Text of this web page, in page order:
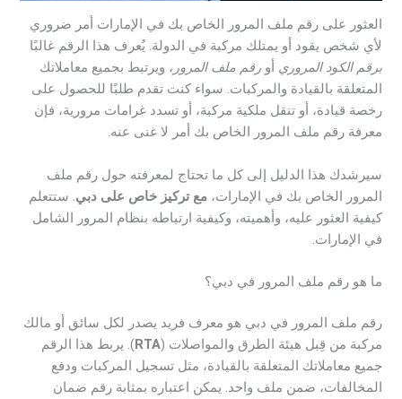
العثور على رقم ملف المرور الخاص بك في الإمارات أمر ضروري
لأي شخص يقود أو يمتلك مركبة في الدولة. يُعرف هذا الرقم غالبًا
برقم الكود المروري أورقم ملف المرور ، ويرتبط بجميع معاملاتك
المتعلقة بالقيادة والمركبات. سواء كنت تقدم طلبًا للحصول على
رخصة قيادة، أو تنقل ملكية مركبة، أو تسدد غرامات مرورية، فإن
معرفة رقم ملف المرور الخاص بك أمر لا غنى عنه.
سيرشدك هذا الدليل إلى كل ما تحتاج لمعرفته حول رقم ملف
المرور الخاص بك في الإمارات،مع تركيز خاص على دبي . ستتعلم
كيفية العثور عليه، وأهميته، وكيفية ارتباطه بنظام المرور الشامل
في الإمارات.
ما هو رقم ملف المرور في دبي؟
رقم ملف المرور في دبي هو معرف فريد يصدر لكل سائق أو مالك
مركبة من قِبل هيئة الطرق والمواصلات (RTA). يربط هذا الرقم
جميع معاملاتك المتعلقة بالقيادة، مثل تسجيل المركبات ودفع
المخالفات، ضمن ملف واحد. يمكن اعتباره بمثابة رقم ضمان